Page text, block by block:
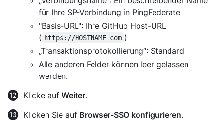
für Ihre SP-Verbindung in PingFederate
"Basis-URL": Ihre GitHub Host-URL
( https://HOSTNAME.com )
„Transaktionsprotokollierung“: Standard
Alle anderen Felder können leer gelassen
werden.
Klicke auf Weiter.
Klicken Sie auf Browser-SSO konfigurieren.